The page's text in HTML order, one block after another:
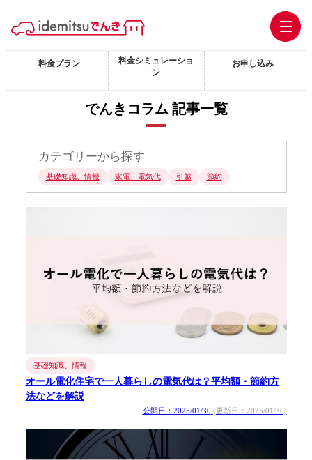
料金プラン
料金シミュレーショ
ン
お申し込み
でんきコラム 記事一覧
カテゴリーから探す
基礎知識、情報 家電、電気代 引越 節約
基礎知識、情報
オール電化住宅で一人暮らしの電気代は？平均額・節約方
法などを解説
公開日：2025/01/30 (更新日：2025/01/30)